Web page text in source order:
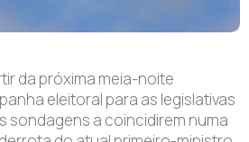
da próxima meia-noite
eleitoral para as legislativas
sondagens a coincidirem numa